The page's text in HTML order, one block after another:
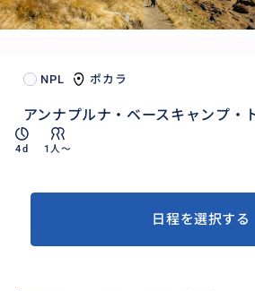
NPL ポカラ
アンナプルナ・ベースキャンプ・
4d 1人〜
日程を選択する